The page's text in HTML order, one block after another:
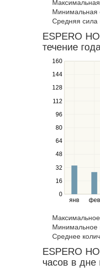
navigate
through
items
in
a
series.
Минимальная
Средняя сила
ESPERO
течение
янв фев
0
16
32
48
64
80
96
112
128
144
160
Use
the
and
down
to
navigate
series.
Use
the
and
right
navigate
through
items
in
a
series.
Минимальное
Среднее
ESPERO
часов в дне